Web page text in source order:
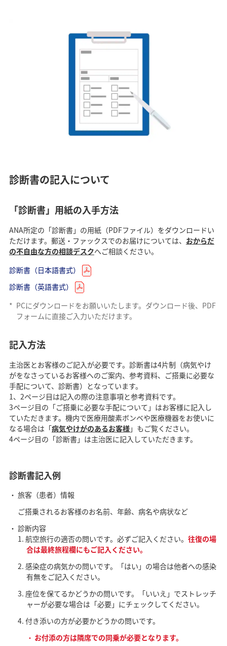
診断書の記入について
「診断書」用紙の入手方法
ANA所定の「診断書」の用紙（PDFファイル）をダウンロードい
ただけます。郵送・ファックスでのお届けについては、 おからだ
の不自由な方の相談デスクへご相談ください。
診断書（日本語書式）
診断書（英語書式）
* PCにダウンロードをお願いいたします。ダウンロード後、PDF
フォームに直接ご入力いただけます。
記入方法
主治医とお客様のご記入が必要です。診断書は4片制（病気やけ
がをなさっているお客様へのご案内、参考資料、ご搭乗に必要な
手配について、診断書）となっています。
1、2ページ目は記入の際の注意事項と参考資料です。
3ページ目の「ご搭乗に必要な手配について」はお客様に記入し
ていただきます。機内で医療用酸素ボンベや医療機器をお使いに
なる場合は「病気やけがのあるお客様」もご覧ください。
4ページ目の「診断書」は主治医に記入していただきます。
診断書記入例
旅客（患者）情報
ご搭乗されるお客様のお名前、年齢、病名や病状など
診断内容
航空旅行の適否の問いです。必ずご記入ください。 往復の場
合は最終旅程欄にもご記入ください。
感染症の病気かの問いです。「はい」の場合は他者への感染
有無をご記入ください。
座位を保てるかどうかの問いです。「いいえ」でストレッチ
ャーが必要な場合は「必要」にチェックしてください。
付き添いの方が必要かどうかの問いです。
お付添の方は隣席での同乗が必要となります。